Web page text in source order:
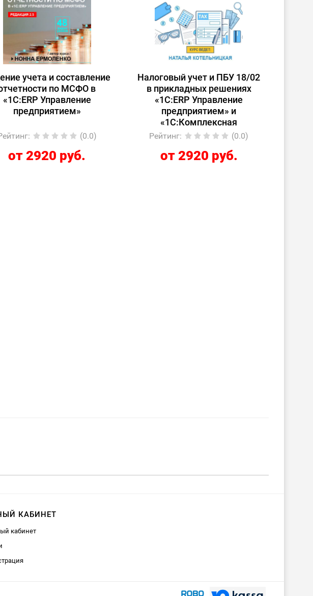
учета и составление
по МСФО в
«1С:ERP Управление
предприятием»
: (0.0)
от 2920 руб.
Налоговый учет и ПБУ 18/02
в прикладных решениях
«1С:ERP Управление
предприятием» и
«1С:Комплексная
автоматизация»
Рейтинг: (0.0)
от 2920 руб.
КАБИНЕТ
кабинет